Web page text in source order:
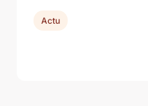
Actu